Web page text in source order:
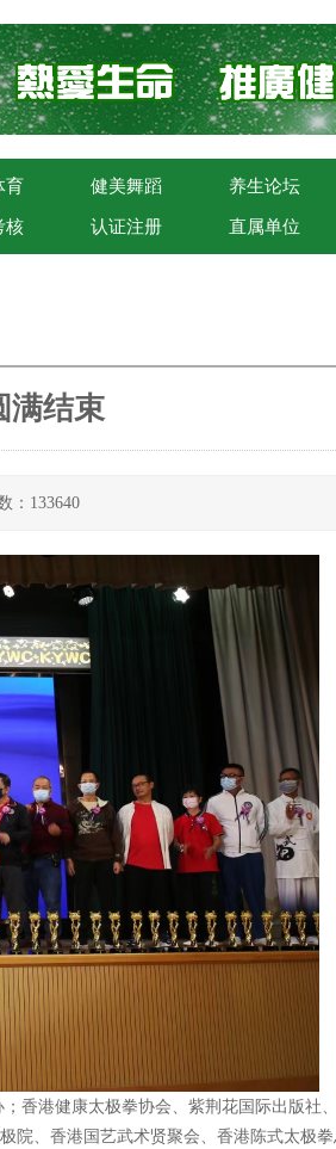
育 健美舞蹈 养生论坛
核 认证注册 直属单位
满结束
：133640
港健康太极拳协会、紫荆花国际出版社
院、香港国艺武术贤聚会、香港陈式太极